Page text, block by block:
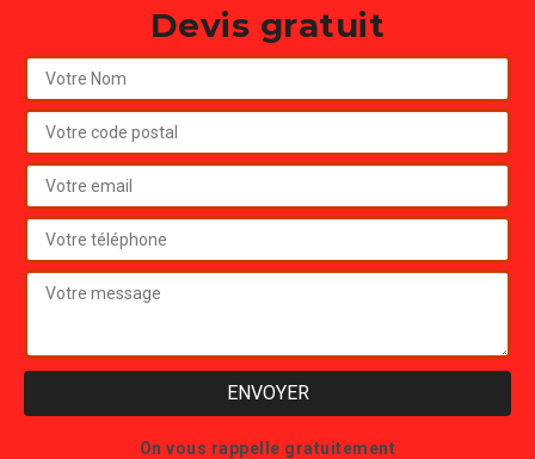
Devis gratuit
On vous rappelle gratuitement